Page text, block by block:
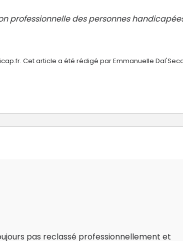
professionnelle des personnes
Cet article a été rédigé par Emmanuelle
pas reclassé professionnellement et